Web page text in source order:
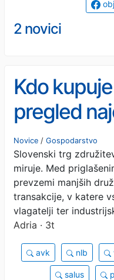
2 novici
Kdo
pregled
Novice / Gospodarstvo
Slovenski trg
miruje. Med
prevzemi manjših
transakcije, v katere
vlagatelji ter
Adria · 3t
avk nlb
salus